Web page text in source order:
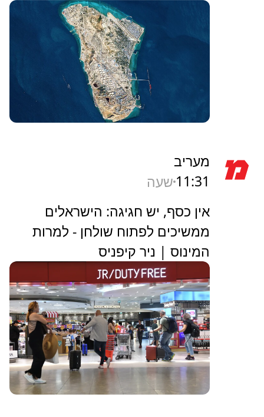
מעריב
11:31 שעה
אין כסף, יש חגיגה: הישראלים
ממשיכים לפתוח שולחן - למרות
המינוס | ניר קיפניס